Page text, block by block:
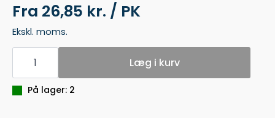
Fra 26,85 kr. / PK
Ekskl. moms.
3M
POST
INDEX
FANER
670-
Læg i kurv
På lager: 2